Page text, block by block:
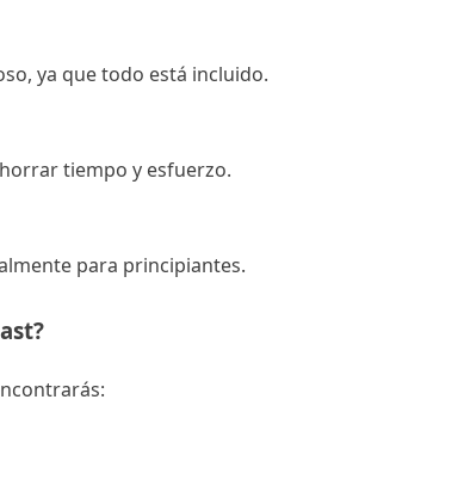
ya que todo está incluido.
tiempo y esfuerzo.
para principiantes.